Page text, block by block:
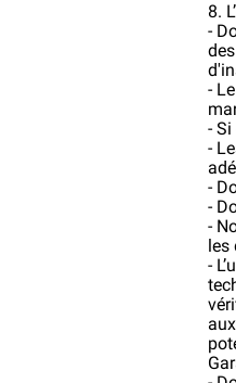
8.
-
-
-
-
-
-
-
les
-